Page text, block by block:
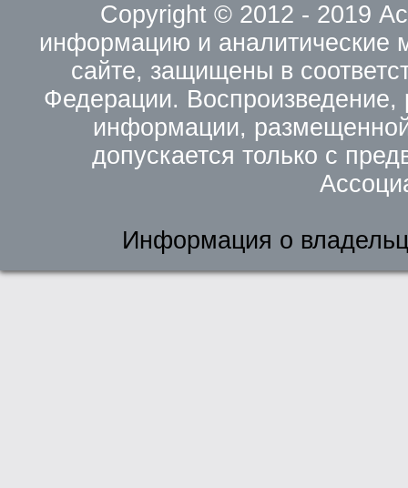
Copyright © 2012 - 2019
информацию и
сайте, защищены в
Федерации. Воспроизведение,
информации,
допускается только с
Информация о